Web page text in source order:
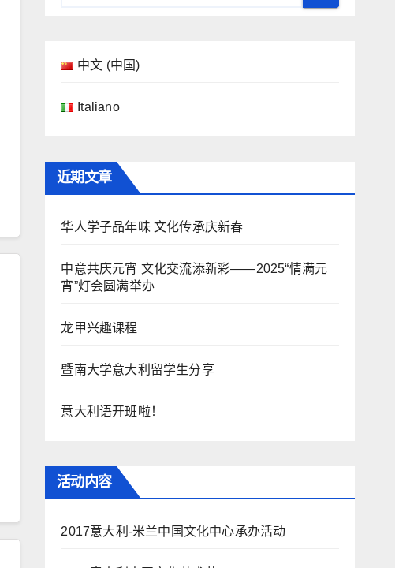
中文 (中国)
Italiano
近期文章
华人学子品年味 文化传承庆新春
中意共庆元宵 文化交流添新彩——2025“情满元
宵”灯会圆满举办
龙甲兴趣课程
暨南大学意大利留学生分享
意大利语开班啦！
活动内容
2017意大利-米兰中国文化中心承办活动